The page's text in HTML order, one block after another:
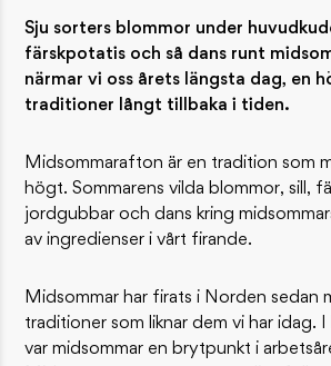
Sju sorters blommor under
färskpotatis och så dans runt
närmar vi oss årets längsta dag, en
traditioner långt tillbaka i tiden.
Midsommarafton är en tradition som
högt. Sommarens vilda blommor, sill,
jordgubbar och dans kring
av ingredienser i vårt firande.
Midsommar har firats i Norden sedan
traditioner som liknar dem vi har idag.
var midsommar en brytpunkt i